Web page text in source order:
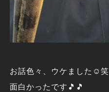
お話色々、ウケました☺️笑
面白かったです🎵🎵